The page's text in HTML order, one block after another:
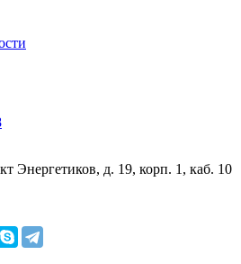
Энергетиков, д. 19, корп. 1, каб. 10